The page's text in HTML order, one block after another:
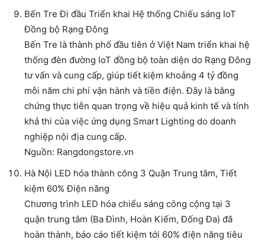
Bến Tre Đi đầu Triển khai Hệ thống Chiếu sáng IoT
Đồng bộ Rạng Đông
Bến Tre là thành phố đầu tiên ở Việt Nam triển khai hệ
thống đèn đường IoT đồng bộ toàn diện do Rạng Đông
tư vấn và cung cấp, giúp tiết kiệm khoảng 4 tỷ đồng
mỗi năm chi phí vận hành và tiền điện. Đây là bằng
chứng thực tiễn quan trọng về hiệu quả kinh tế và tính
khả thi của việc ứng dụng Smart Lighting do doanh
nghiệp nội địa cung cấp.
Nguồn: Rangdongstore.vn
Hà Nội LED hóa thành công 3 Quận Trung tâm, Tiết
kiệm 60% Điện năng
Chương trình LED hóa chiếu sáng công cộng tại 3
quận trung tâm (Ba Đình, Hoàn Kiếm, Đống Đa) đã
hoàn thành, báo cáo tiết kiệm tới 60% điện năng tiêu